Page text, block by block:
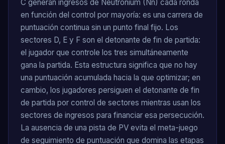
C generan ingresos de Neutronium (Nn) cada ronda
en función del control por mayoría: es una carrera de
puntuación continua sin un punto final fijo. Los
sectores D, E y F son el detonante de fin de partida:
el jugador que controle los tres simultáneamente
gana la partida. Esta estructura significa que no hay
una puntuación acumulada hacia la que optimizar; en
cambio, los jugadores persiguen el detonante de fin
de partida por control de sectores mientras usan los
sectores de ingresos para financiar esa persecución.
La ausencia de una pista de PV evita el meta-juego
de seguimiento de puntuación que domina las etapas